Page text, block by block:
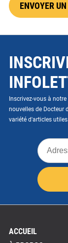
ENVOYER
Inscrivez-vous à
nouvelles de Docteur
variété d'articles utiles.
Adresse
courriel
ACCUEIL